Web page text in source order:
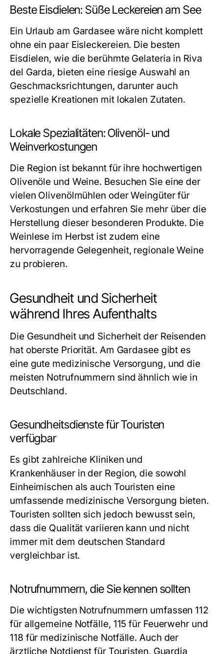
Beste Eisdielen: Süße Leckereien am See
Ein Urlaub am Gardasee wäre nicht komplett
ohne ein paar Eisleckereien. Die besten
Eisdielen, wie die berühmte Gelateria in Riva
del Garda, bieten eine riesige Auswahl an
Geschmacksrichtungen, darunter auch
spezielle Kreationen mit lokalen Zutaten.
Lokale Spezialitäten: Olivenöl- und
Weinverkostungen
Die Region ist bekannt für ihre hochwertigen
Olivenöle und Weine. Besuchen Sie eine der
vielen Olivenölmühlen oder Weingüter für
Verkostungen und erfahren Sie mehr über die
Herstellung dieser besonderen Produkte. Die
Weinlese im Herbst ist zudem eine
hervorragende Gelegenheit, regionale Weine
zu probieren.
Gesundheit und Sicherheit
während Ihres Aufenthalts
Die Gesundheit und Sicherheit der Reisenden
hat oberste Priorität. Am Gardasee gibt es
eine gute medizinische Versorgung, und die
meisten Notrufnummern sind ähnlich wie in
Deutschland.
Gesundheitsdienste für Touristen
verfügbar
Es gibt zahlreiche Kliniken und
Krankenhäuser in der Region, die sowohl
Einheimischen als auch Touristen eine
umfassende medizinische Versorgung bieten.
Touristen sollten sich jedoch bewusst sein,
dass die Qualität variieren kann und nicht
immer mit dem deutschen Standard
vergleichbar ist.
Notrufnummern, die Sie kennen sollten
Die wichtigsten Notrufnummern umfassen 112
für allgemeine Notfälle, 115 für Feuerwehr und
118 für medizinische Notfälle. Auch der
ärztliche Notdienst für Touristen, Guardia